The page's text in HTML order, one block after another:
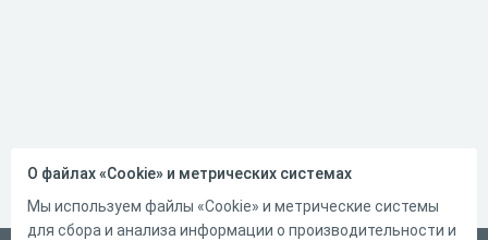
О файлах «Cookie» и метрических системах
Мы используем файлы «Cookie» и метрические системы
для сбора и анализа информации о производительности и